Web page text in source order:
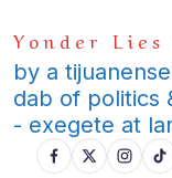
to
content
Yonder
by a
dab of politics
- exegete at